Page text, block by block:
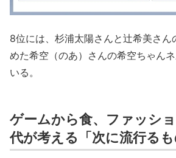
8位には、杉浦太陽さんと辻希美さん
めた希空（のあ）さんの希空ちゃん
いる。
ゲームから食、ファッシ
代が考える「次に流行るも